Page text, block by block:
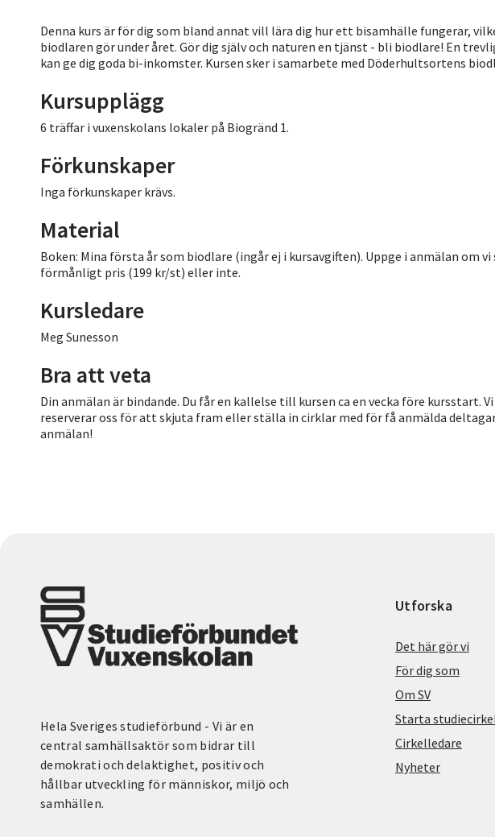
Denna kurs är för dig som bland annat vill lära dig hur ett bisamhälle fungerar,
biodlaren gör under året. Gör dig själv och naturen en tjänst - bli biodlare! En
kan ge dig goda bi-inkomster. Kursen sker i samarbete med Döderhultsortens
Kursupplägg
6 träffar i vuxenskolans lokaler på Biogränd 1.
Förkunskaper
Inga förkunskaper krävs.
Material
Boken: Mina första år som biodlare (ingår ej i kursavgiften). Uppge i anmälan om
förmånligt pris (199 kr/st) eller inte.
Kursledare
Meg Sunesson
Bra att veta
Din anmälan är bindande. Du får en kallelse till kursen ca en vecka före kursstart.
reserverar oss för att skjuta fram eller ställa in cirklar med för få anmälda
anmälan!
Hela Sveriges studieförbund - Vi är en
central samhällsaktör som bidrar till
demokrati och delaktighet, positiv och
hållbar utveckling för människor, miljö och
samhällen.
Utforska
Det här gör vi
För dig som
Om SV
Starta
Cirkelledare
Nyheter